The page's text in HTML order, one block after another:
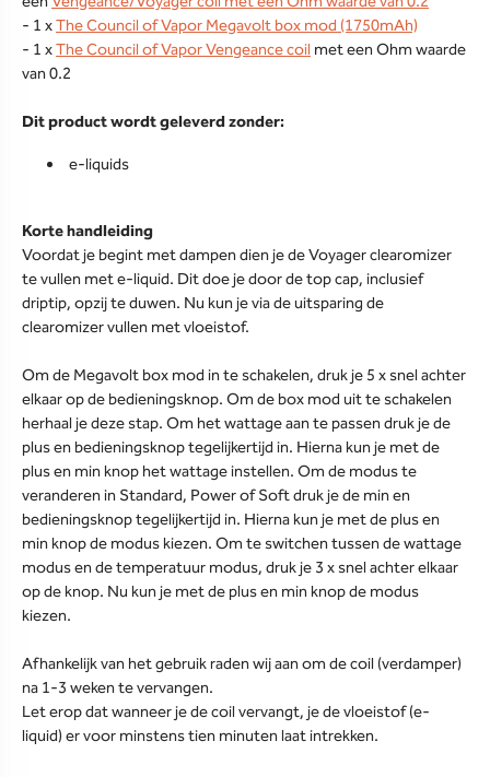
- 1 xThe Council of Vapor Megavolt box mod (1750mAh)
- 1 xThe Council of Vapor Vengeance coilmet een Ohm waarde
van 0.2
Dit product wordt geleverd zonder:
e-liquids
Korte handleiding
Voordat je begint met dampen dien je de Voyager clearomizer
te vullen met e-liquid. Dit doe je door de top cap, inclusief
driptip, opzij te duwen. Nu kun je via de uitsparing de
clearomizer vullen met vloeistof.
Om de Megavolt box mod in te schakelen, druk je 5 x snel achter
elkaar op de bedieningsknop. Om de box mod uit te schakelen
herhaal je deze stap. Om het wattage aan te passen druk je de
plus en bedieningsknop tegelijkertijd in. Hierna kun je met de
plus en min knop het wattage instellen. Om de modus te
veranderen in Standard, Power of Soft druk je de min en
bedieningsknop tegelijkertijd in. Hierna kun je met de plus en
min knop de modus kiezen. Om te switchen tussen de wattage
modus en de temperatuur modus, druk je 3 x snel achter elkaar
op de knop. Nu kun je met de plus en min knop de modus
kiezen.
Afhankelijk van het gebruik raden wij aan om de coil (verdamper)
na 1-3 weken te vervangen.
Let erop dat wanneer je de coil vervangt, je de vloeistof (e-
liquid) er voor minstens tien minuten laat intrekken.